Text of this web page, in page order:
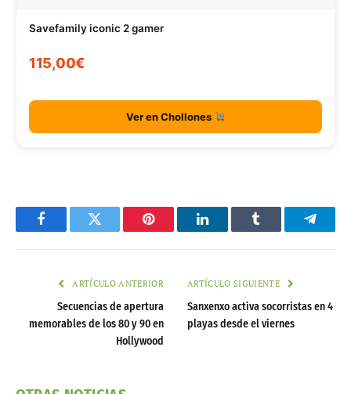
Savefamily iconic 2 gamer
115,00€
Ver en Chollones
FacebookTwitter Pinterest LinkedInTumblr
ARTÍCULO ANTERIOR
Secuencias de apertura
memorables de los 80 y 90 en
Hollywood
ARTÍCULO SIGUIENTE
Sanxenxo activa socorristas en 4
playas desde el viernes